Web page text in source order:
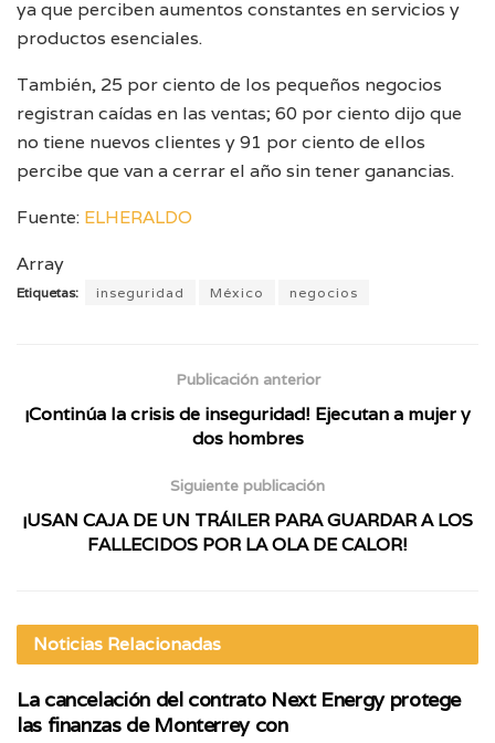
ya que perciben aumentos constantes en servicios y
productos esenciales.
También, 25 por ciento de los pequeños negocios
registran caídas en las ventas; 60 por ciento dijo que
no tiene nuevos clientes y 91 por ciento de ellos
percibe que van a cerrar el año sin tener ganancias.
Fuente: ELHERALDO
Array
Etiquetas: inseguridad México negocios
Publicación anterior
¡Continúa la crisis de inseguridad! Ejecutan a mujer y
dos hombres
Siguiente publicación
¡USAN CAJA DE UN TRÁILER PARA GUARDAR A LOS
FALLECIDOS POR LA OLA DE CALOR!
Noticias Relacionadas
La cancelación del contrato Next Energy protege
las finanzas de Monterrey con